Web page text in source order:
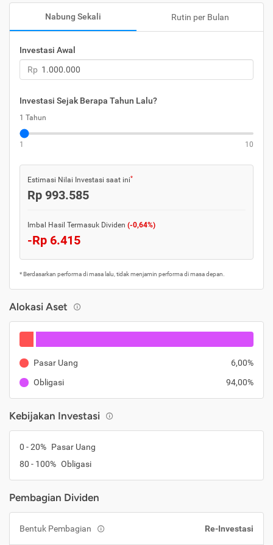
Nabung Sekali Rutin per Bulan
Investasi Awal
Rp
Investasi Sejak Berapa Tahun Lalu?
1 Tahun
1 10
Estimasi Nilai Investasi saat ini*
Rp 993.585
Imbal Hasil Termasuk Dividen (-0,64%)
-Rp 6.415
* Berdasarkan performa di masa lalu, tidak menjamin performa di masa depan.
Alokasi Aset
Pasar Uang
6,00%
Obligasi
94,00%
Kebijakan Investasi
0 - 20% Pasar Uang
80 - 100% Obligasi
Pembagian Dividen
Bentuk Pembagian Re-Investasi